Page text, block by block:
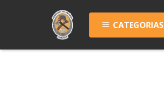
menu CATEGORIAS